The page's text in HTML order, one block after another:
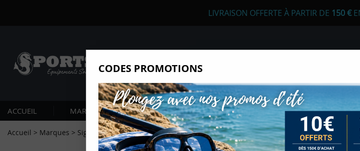
LIVRAISON OFFERTE À PARTIR DE 150 €
ACCUEIL MARQUES PLONGÉE SOUS-MARINE APNÉE CHASSE
Accueil > Marques > Sigalsub >Bobine Dyneema Sigalsub 100 mètres 1.8 mm
Nous autorisez-vous à
Ils nous seront utiles pour :
Améliorer l'interface et les fonctionnalités du
Mesurer les campagnes marketing et
produits
Gérer l'authentification et surveiller les
CODES PROMOTIONS